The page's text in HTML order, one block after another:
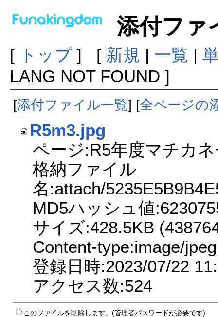
添付ファ
[ トップ] [ 新規 | 一覧 |
LANG NOT FOUND ]
[添付ファイル一覧] [全ページの
R5m3.jpg
ページ:R5年度マチカ
格納ファイル
名:attach/
MD5ハッシュ値
サイズ:428.5KB
Content-type:image/jpeg
登録日時:2023/07/22
アクセス数:524
このファイルを削除します。(管理者パスワードが必要です)